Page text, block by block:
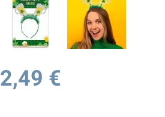
2,49 €